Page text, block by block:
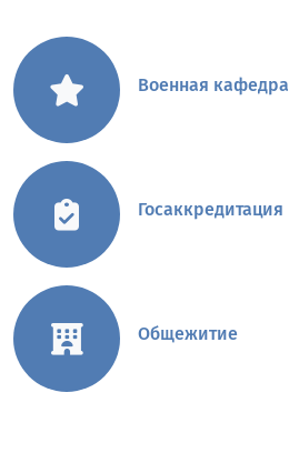
Военная кафедра
Госаккредитация
Общежитие